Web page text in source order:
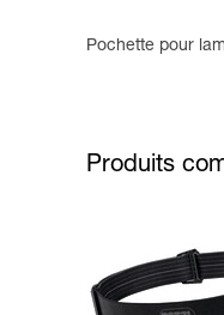
Pochette pour
Produits